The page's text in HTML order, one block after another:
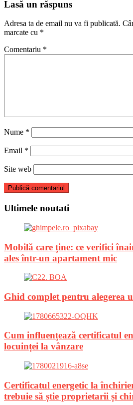
articole
Lasă un răspuns
Adresa ta de email nu va fi publicată.
marcate cu *
Comentariu*
Nume *
Email *
Site web
Ultimele noutati
Mobilă care ține: ce verifici
ales într-un apartament mic
Ghid complet pentru alegerea
Cum influențează certificatul
locuinței la vânzare
Certificatul energetic la
trebuie să știe proprietarii și